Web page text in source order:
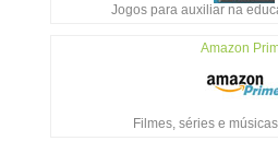
Jogos para auxiliar na
Amazon
Filmes, séries e